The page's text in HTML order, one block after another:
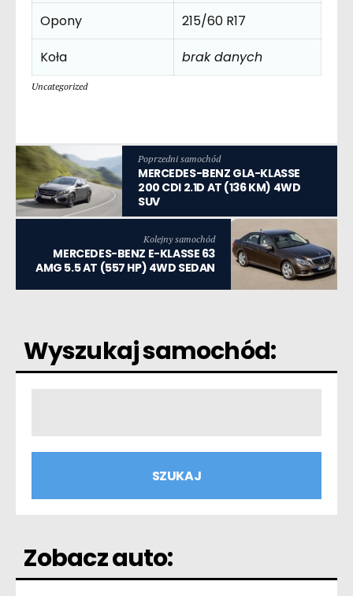
Opony
215/60 R17
Koła
brak danych
Uncategorized
Poprzedni samochód
MERCEDES-BENZ GLA-KLASSE
200 CDI 2.1D AT (136 KM) 4WD
SUV
Kolejny samochód
MERCEDES-BENZ E-KLASSE 63
AMG 5.5 AT (557 HP) 4WD SEDAN
Wyszukaj samochód:
Zobacz auto: